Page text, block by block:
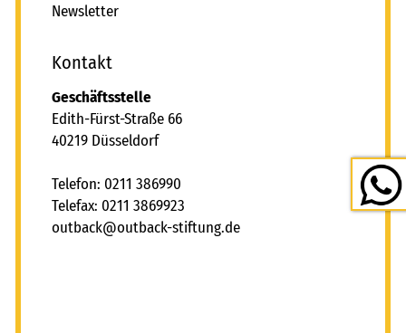
Newsletter
Kontakt
Geschäftsstelle
Edith-Fürst-Straße 66
40219 Düsseldorf
Telefon: 0211 386990
Telefax: 0211 3869923
tb ck tb ck-stft ngd